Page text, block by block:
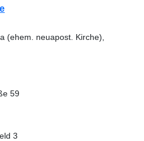
(ehem. neuapost. Kirche),
59
3